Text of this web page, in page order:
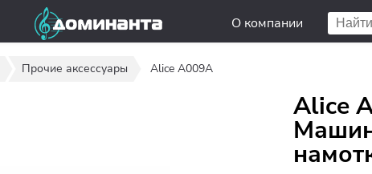
О компании
Прочие аксессуары Alice A009A
Alice